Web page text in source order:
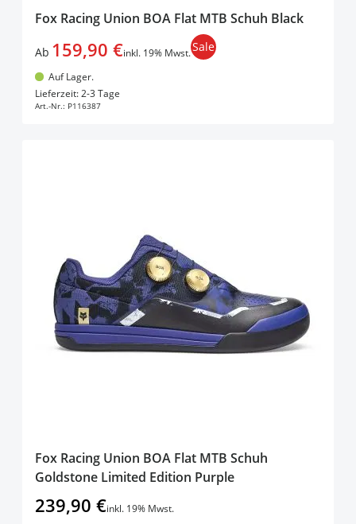
Fox Racing Union BOA Flat MTB Schuh Black
Ab 159,90 €inkl. 19% Mwst.Sale
Auf Lager.
Lieferzeit: 2-3 Tage
Art.-Nr.: P116387
Fox Racing Union BOA Flat MTB Schuh
Goldstone Limited Edition Purple
239,90 €inkl. 19% Mwst.